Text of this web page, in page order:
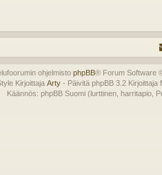
ohjelmisto phpBB® Forum Software
Kirjoittaja Arty- Päivitä phpBB 3.2 Kirjoittaja
Käännös: phpBB Suomi (lurttinen, harritapio,